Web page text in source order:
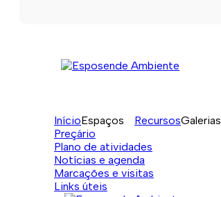
InícioEspaços RecursosGalerias
Preçário
Plano de atividades
Notícias e agenda
Marcações e visitas
Links úteis